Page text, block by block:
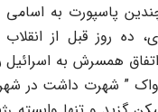
پاسپورت به اسامی
ده روز قبل از
همسرش به اسرائیل
” شهرت داشت در شهر